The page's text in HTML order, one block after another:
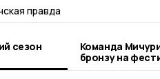
сезон
Команда
бронзу на
движении»